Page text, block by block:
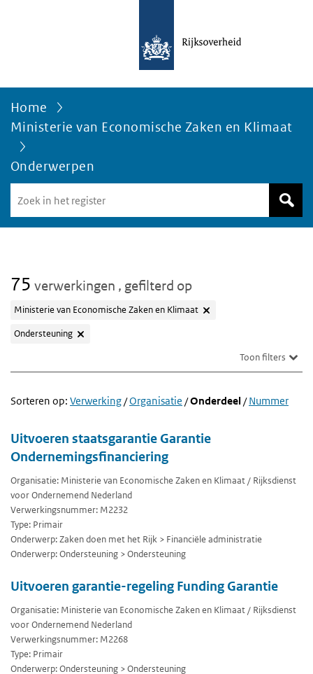
Home
Ministerie van Economische Zaken en Klimaat
Onderwerpen
in
het
75 verwerkingen , gefilterd op
Ministerie van Economische Zaken en Klimaat
Ondersteuning
Toon filters
Sorteren op: Verwerking/Organisatie /Onderdeel /Nummer
Uitvoeren staatsgarantie Garantie
Ondernemingsfinanciering
Organisatie: Ministerie van Economische Zaken en Klimaat / Rijksdienst
voor Ondernemend Nederland
Verwerkingsnummer: M2232
Type: Primair
Onderwerp: Zaken doen met het Rijk > Financiële administratie
Onderwerp: Ondersteuning > Ondersteuning
Uitvoeren garantie-regeling Funding Garantie
Organisatie: Ministerie van Economische Zaken en Klimaat / Rijksdienst
voor Ondernemend Nederland
Verwerkingsnummer: M2268
Type: Primair
Onderwerp: Ondersteuning > Ondersteuning